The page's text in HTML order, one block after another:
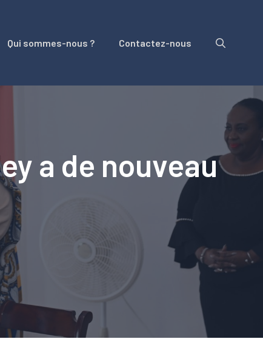
Qui sommes-nous ? Contactez-nous
a de nouveau